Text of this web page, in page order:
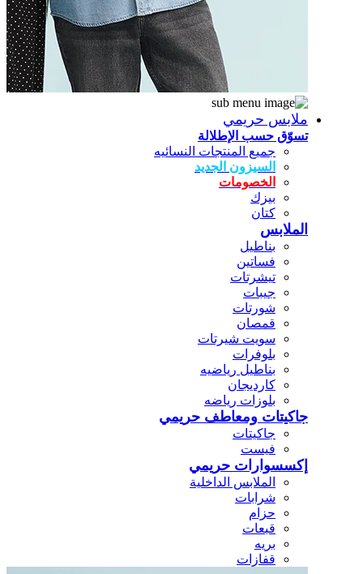
ملابس حريمي
تسوّق حسب الإطلالة
جميع المنتجات النسائيه
السيزون الجديد
الخصومات
بيزك
كتان
الملابس
بناطيل
فساتين
تيشرتات
جيبات
شورتات
قمصان
سويت شيرتات
بلوفرات
بناطيل رياضيه
كارديجان
بلوزات رياضه
جاكيتات ومعاطف حريمي
جاكيتات
فيست
إكسسوارات حريمي
الملابس الداخلية
شرابات
حزام
قبعات
بريه
قفازات